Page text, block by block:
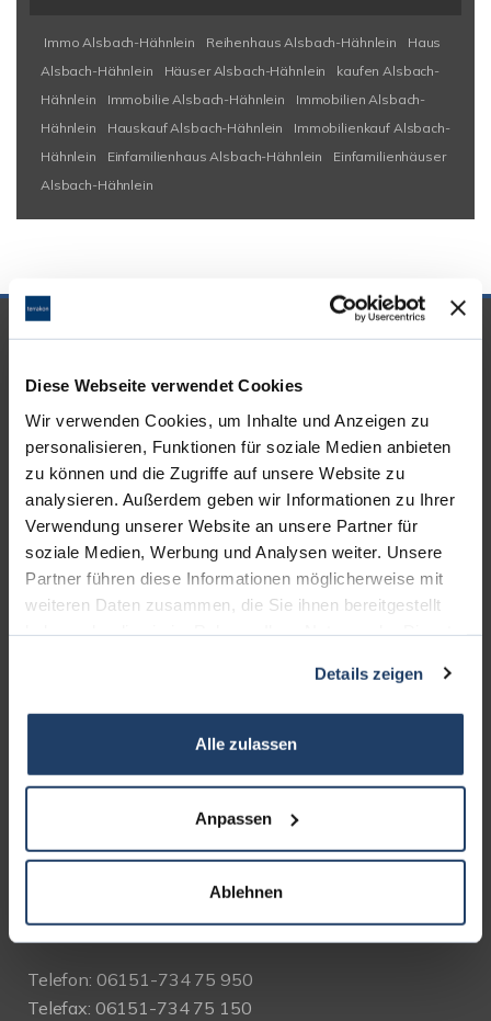
Diese Webseite verwendet Cookies
Wir verwenden Cookies, um Inhalte und Anzeigen zu
personalisieren, Funktionen für soziale Medien anbieten
zu können und die Zugriffe auf unsere Website zu
analysieren. Außerdem geben wir Informationen zu Ihrer
Verwendung unserer Website an unsere Partner für
soziale Medien, Werbung und Analysen weiter. Unsere
Partner führen diese Informationen möglicherweise mit
weiteren Daten zusammen, die Sie ihnen bereitgestellt
Details zeigen
Alle zulassen
Anpassen
Ablehnen
Immo Alsbach-Hähnlein Reihenhaus Alsbach-Hähnlein
Haus
Alsbach-Hähnlein
Häuser Alsbach-Hähnlein
kaufen Alsbach-
Hähnlein
Immobilie Alsbach-Hähnlein
Immobilien Alsbach-
Hähnlein
Hauskauf Alsbach-Hähnlein
Immobilienkauf Alsbach-
Hähnlein
Einfamilienhaus Alsbach-Hähnlein
Einfamilienhäuser
Alsbach-Hähnlein
UNSERE PARTNER &
AUSZEICHNUNGEN
terrakon Immobilienberatung
Bad Nauheimer Straße 4
Bürozeiten:
Mo. - Fr. 9.00 - 18.00 Uhr
Sa. + So. nach Vereinbarung
Telefon: 06151-734 75 950
Telefax: 06151-734 75 150